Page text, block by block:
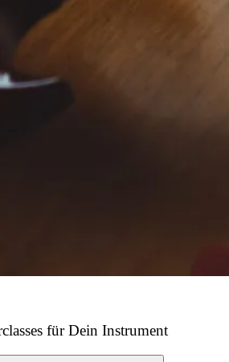
für Dein Instrument